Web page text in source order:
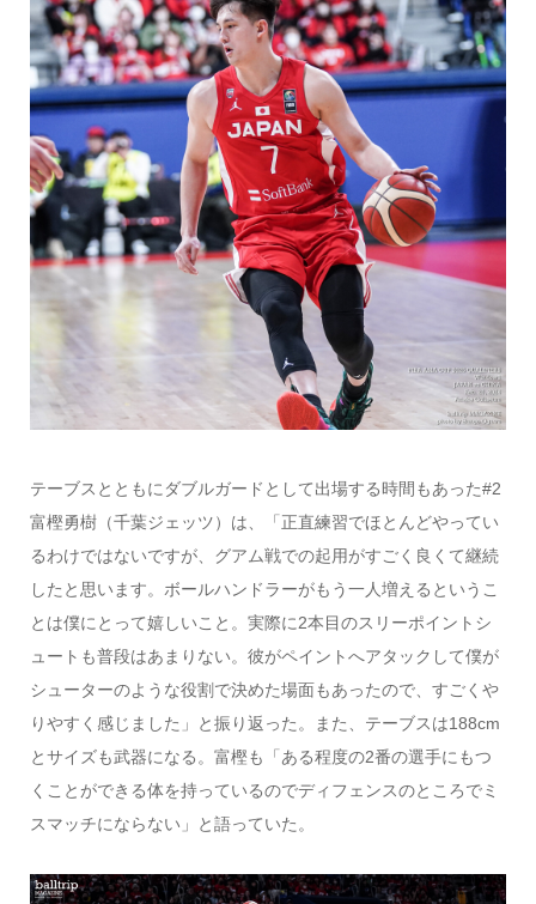
テーブスとともにダブルガードとして出場する時間もあった#2
富樫勇樹（千葉ジェッツ）は、「正直練習でほとんどやってい
るわけではないですが、グアム戦での起用がすごく良くて継続
したと思います。ボールハンドラーがもう一人増えるというこ
とは僕にとって嬉しいこと。実際に2本目のスリーポイントシ
ュートも普段はあまりない。彼がペイントへアタックして僕が
シューターのような役割で決めた場面もあったので、すごくや
りやすく感じました」と振り返った。また、テーブスは188cm
とサイズも武器になる。富樫も「ある程度の2番の選手にもつ
くことができる体を持っているのでディフェンスのところでミ
スマッチにならない」と語っていた。